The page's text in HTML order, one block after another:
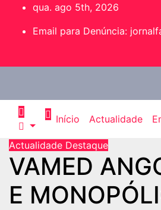
qua. ago 5th, 2026
Email para Denúncia:
Início Actualidade
Actualidade Destaque
VAMED
E